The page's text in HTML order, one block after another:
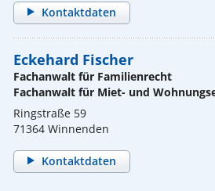
Kontaktdaten
Eckehard Fischer
Fachanwalt für Familienrecht
Fachanwalt für Miet- und
Ringstraße 59
71364 Winnenden
Kontaktdaten